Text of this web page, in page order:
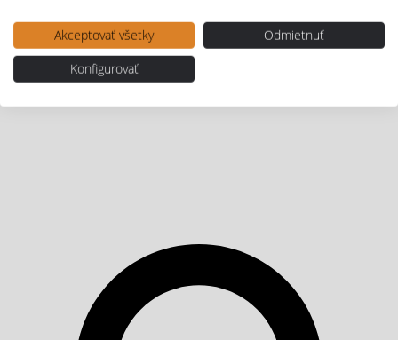
Akceptovať všetky
Odmietnuť
Konfigurovať